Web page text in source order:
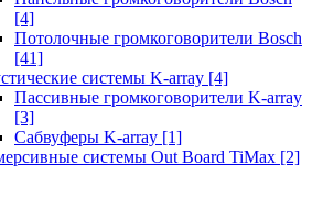
[4]
Потолочные громкоговорители Bosch
[41]
системы K-array [4]
Пассивные громкоговорители K-array
[3]
Сабвуферы K-array [1]
системы Out Board TiMax [2]